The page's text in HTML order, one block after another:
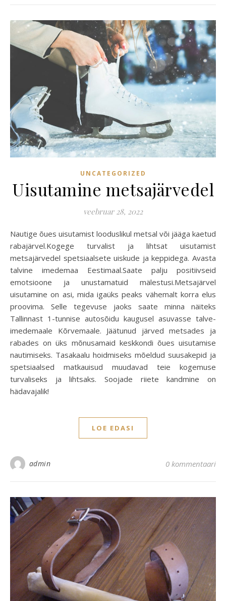
UNCATEGORIZED
Uisutamine metsajärvedel
veebruar 28, 2022
Nautige õues uisutamist looduslikul metsal või jääga kaetud
rabajärvel.Kogege turvalist ja lihtsat uisutamist
metsajärvedel spetsiaalsete uiskude ja keppidega. Avasta
talvine imedemaa Eestimaal.Saate palju positiivseid
emotsioone ja unustamatuid mälestusi.Metsajärvel
uisutamine on asi, mida igaüks peaks vähemalt korra elus
proovima. Selle tegevuse jaoks saate minna näiteks
Tallinnast 1-tunnise autosõidu kaugusel asuvasse talve-
imedemaale Kõrvemaale. Jäätunud järved metsades ja
rabades on üks mõnusamaid keskkondi õues uisutamise
nautimiseks. Tasakaalu hoidmiseks mõeldud suusakepid ja
spetsiaalsed matkauisud muudavad teie kogemuse
turvaliseks ja lihtsaks. Soojade riiete kandmine on
hädavajalik!
LOE EDASI
admin 0 kommentaari